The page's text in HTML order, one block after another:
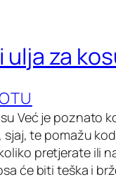
za
Već je poznato
te pomažu
pretjerate ili
će biti teška i